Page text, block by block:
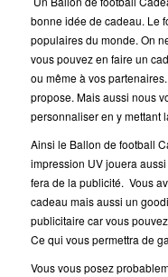
bonne idée de cadeau. Le
populaires du monde. On
vous pouvez en faire un
ou même à vos
propose. Mais aussi nous
personnaliser en y mettant
Ainsi le Ballon de football
impression UV jouera
fera de la publicité. Vous
cadeau mais aussi un
publicitaire car vous
Ce qui vous permettra de
Vous vous posez